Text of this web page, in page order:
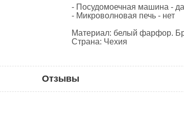
- Посудомоечная машина - да
- Микроволновая печь - нет
Материал: белый фарфор.
Страна: Чехия
Отзывы